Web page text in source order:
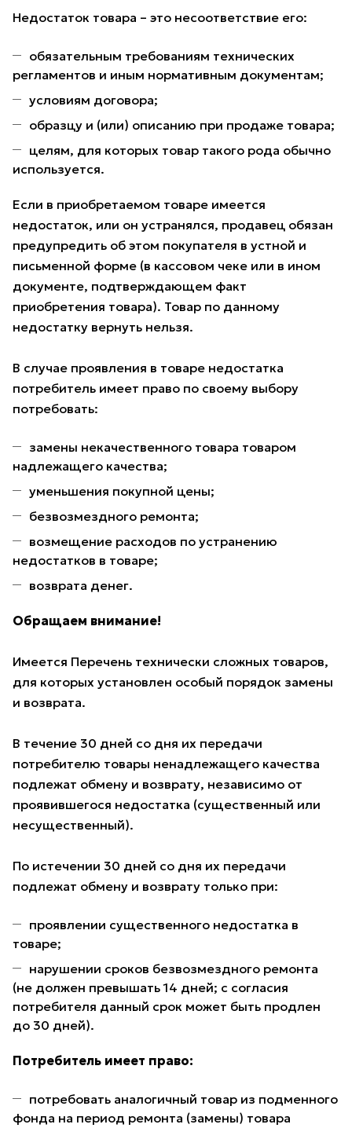
Недостаток товара – это несоответствие его:
обязательным требованиям технических
регламентов и иным нормативным документам;
условиям договора;
образцу и (или) описанию при продаже товара;
целям, для которых товар такого рода обычно
используется.
Если в приобретаемом товаре имеется
недостаток, или он устранялся, продавец обязан
предупредить об этом покупателя в устной и
письменной форме (в кассовом чеке или в ином
документе, подтверждающем факт
приобретения товара). Товар по данному
недостатку вернуть нельзя.
В случае проявления в товаре недостатка
потребитель имеет право по своему выбору
потребовать:
замены некачественного товара товаром
надлежащего качества;
уменьшения покупной цены;
безвозмездного ремонта;
возмещение расходов по устранению
недостатков в товаре;
возврата денег.
Обращаем внимание!
Имеется Перечень технически сложных товаров,
для которых установлен особый порядок замены
и возврата.
В течение 30 дней со дня их передачи
потребителю товары ненадлежащего качества
подлежат обмену и возврату, независимо от
проявившегося недостатка (существенный или
несущественный).
По истечении 30 дней со дня их передачи
подлежат обмену и возврату только при:
проявлении существенного недостатка в
товаре;
нарушении сроков безвозмездного ремонта
(не должен превышать 14 дней; с согласия
потребителя данный срок может быть продлен
до 30 дней).
Потребитель имеет право:
потребовать аналогичный товар из подменного
фонда на период ремонта (замены) товара